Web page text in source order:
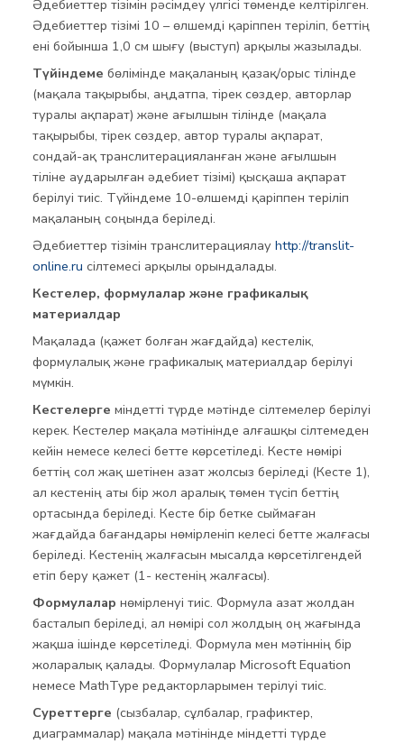
Әдебиеттер тізімін рәсімдеу үлгісі төменде келтірілген.
Әдебиеттер тізімі 10 – өлшемді қаріппен теріліп, беттің
ені бойынша 1,0 см шығу (выступ) арқылы жазылады.
Түйіндеме бөлімінде мақаланың қазақ/орыс тілінде
(мақала тақырыбы, аңдатпа, тірек сөздер, авторлар
туралы ақпарат) және ағылшын тілінде (мақала
тақырыбы, тірек сөздер, автор туралы ақпарат,
сондай-ақ транслитерацияланған және ағылшын
тіліне аударылған әдебиет тізімі) қысқаша ақпарат
берілуі тиіс. Түйіндеме 10-өлшемді қаріппен теріліп
мақаланың соңында беріледі.
Әдебиеттер тізімін транслитерациялау http://translit-
online.ru сілтемесі арқылы орындалады.
Кестелер, формулалар және графикалық
материалдар
Мақалада (қажет болған жағдайда) кестелік,
формулалық және графикалық материалдар берілуі
мүмкін.
Кестелерге міндетті түрде мәтінде сілтемелер берілуі
керек. Кестелер мақала мәтінінде алғашқы сілтемеден
кейін немесе келесі бетте көрсетіледі. Кесте нөмірі
беттің сол жақ шетінен азат жолсыз беріледі (Кесте 1),
ал кестенің аты бір жол аралық төмен түсіп беттің
ортасында беріледі. Кесте бір бетке сыймаған
жағдайда бағандары нөмірленіп келесі бетте жалғасы
беріледі. Кестенің жалғасын мысалда көрсетілгендей
етіп беру қажет (1- кестенің жалғасы).
Формулалар нөмірленуі тиіс. Формула азат жолдан
басталып беріледі, ал нөмірі сол жолдың оң жағында
жақша ішінде көрсетіледі. Формула мен мәтіннің бір
жоларалық қалады. Формулалар Microsoft Equation
немесе MathType редакторларымен терілуі тиіс.
Суреттерге (сызбалар, сұлбалар, графиктер,
диаграммалар) мақала мәтінінде міндетті түрде